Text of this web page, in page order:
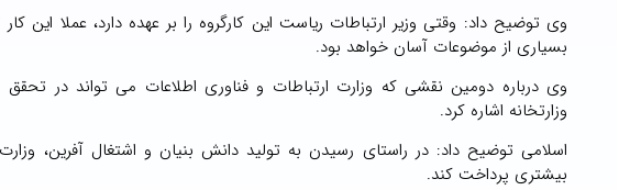
وی توضیح داد: وقتی وزیر ارتباطات ریاست این کارگروه را بر عهده دارد،
بسیاری از موضوعات آسان خواهد بود.
وی درباره دومین نقشی که وزارت ارتباطات و فناوری اطلاعات می تواند در
وزارتخانه اشاره کرد.
اسلامی توضیح داد: در راستای رسیدن به تولید دانش بنیان و اشتغال آفرین،
بیشتری پرداخت کند.